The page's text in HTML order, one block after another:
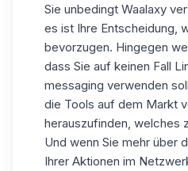
Sie unbedingt Waalaxy
es ist Ihre Entscheidung,
bevorzugen. Hingegen
dass Sie auf keinen Fall
messaging verwenden
die Tools auf dem Markt
herauszufinden, welches
Und wenn Sie mehr über
Ihrer Aktionen im